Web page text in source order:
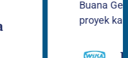
Buana Geosintetik
proyek kami.